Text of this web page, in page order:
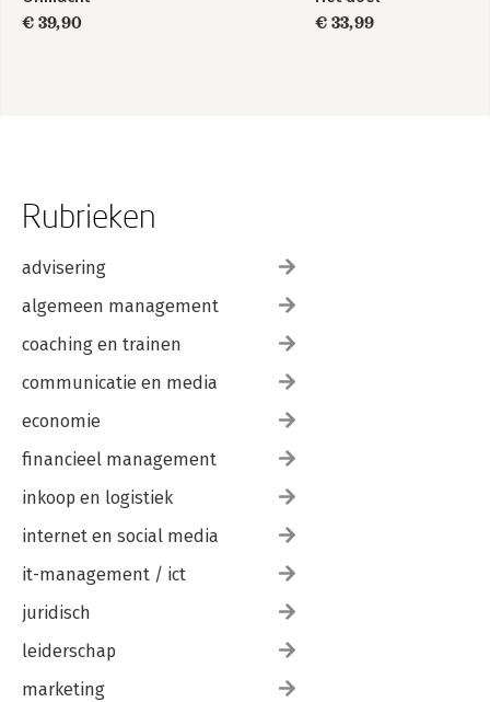
€ 39,90
€ 33,99
Rubrieken
advisering
algemeen management
coaching en trainen
communicatie en media
economie
financieel management
inkoop en logistiek
internet en social media
it-management / ict
juridisch
leiderschap
marketing